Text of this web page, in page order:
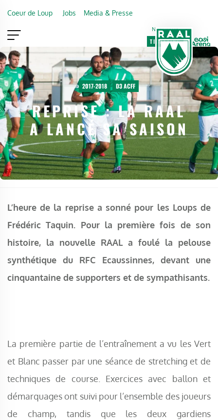
Coeur de Loup Jobs Media & Presse
Newsletter
TICKETING
VIP
FAN SHOP
2017-2018 D3 ACFF
REPRISE : LA RAAL
A LANCÉ SA SAISON
L’heure de la reprise a sonné pour les Loups de
Frédéric Taquin. Pour la première fois de son
histoire, la nouvelle RAAL a foulé la pelouse
synthétique du RFC Ecaussinnes, devant une
cinquantaine de supporters et de sympathisants.
La première partie de l’entraînement a vu les Vert
et Blanc passer par une séance de stretching et de
techniques de course. Exercices avec ballon et
démarquages ont suivi pour l’ensemble des joueurs
de champ, tandis que les deux gardiens